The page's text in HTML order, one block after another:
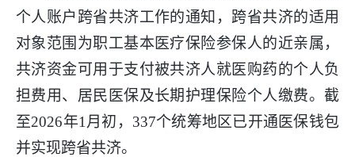
个人账户跨省共济工作的通知，跨省共济的适用
对象范围为职工基本医疗保险参保人的近亲属，
共济资金可用于支付被共济人就医购药的个人负
担费用、居民医保及长期护理保险个人缴费。截
至2026年1月初，337个统筹地区已开通医保钱包
并实现跨省共济。